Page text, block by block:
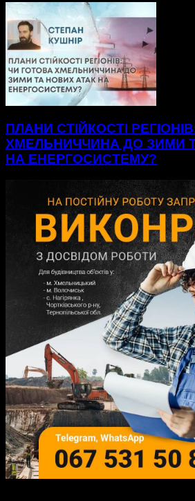
ПЛАНИ СТІЙКОСТІ
ХМЕЛЬНИЧЧИНА ДО ЗИМИ
НА ЕНЕРГОСИСТЕМУ?